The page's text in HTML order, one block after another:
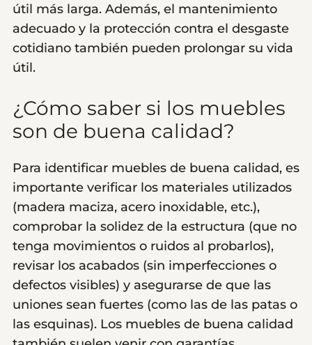
útil más larga. Además, el mantenimiento
adecuado y la protección contra el desgaste
cotidiano también pueden prolongar su vida
útil.
¿Cómo saber si los muebles
son de buena calidad?
Para identificar muebles de buena calidad, es
importante verificar los materiales utilizados
(madera maciza, acero inoxidable, etc.),
comprobar la solidez de la estructura (que no
tenga movimientos o ruidos al probarlos),
revisar los acabados (sin imperfecciones o
defectos visibles) y asegurarse de que las
uniones sean fuertes (como las de las patas o
las esquinas). Los muebles de buena calidad